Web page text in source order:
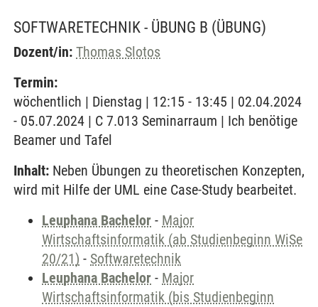
SOFTWARETECHNIK - ÜBUNG B (ÜBUNG)
Dozent/in: Thomas Slotos
Termin:
wöchentlich | Dienstag | 12:15 - 13:45 | 02.04.2024
- 05.07.2024 | C 7.013 Seminarraum | Ich benötige
Beamer und Tafel
Inhalt: Neben Übungen zu theoretischen Konzepten,
wird mit Hilfe der UML eine Case-Study bearbeitet.
Leuphana Bachelor - Major
Wirtschaftsinformatik (ab Studienbeginn WiSe
20/21) - Softwaretechnik
Leuphana Bachelor - Major
Wirtschaftsinformatik (bis Studienbeginn